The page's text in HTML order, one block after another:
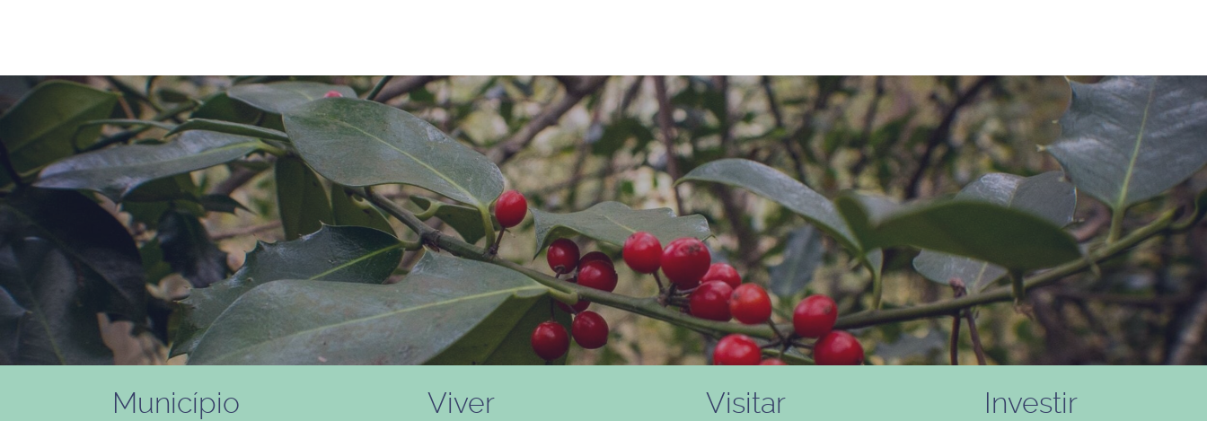
Município Viver Visitar Investir